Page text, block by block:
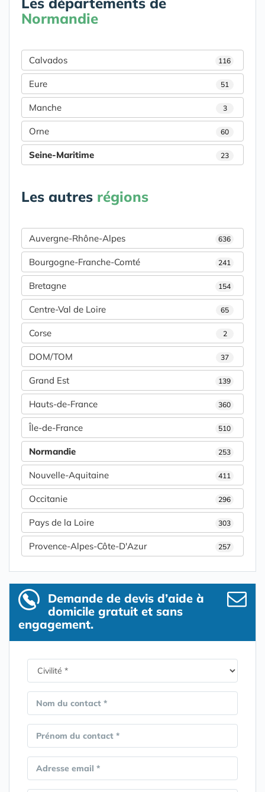
Normandie
Calvados 116
Eure 51
Manche 3
Orne 60
Seine-Maritime 23
Les autres régions
Auvergne-Rhône-Alpes 636
Bourgogne-Franche-Comté 241
Bretagne 154
Centre-Val de Loire 65
Corse 2
DOM/TOM 37
Grand Est 139
Hauts-de-France 360
Île-de-France 510
Normandie 253
Nouvelle-Aquitaine 411
Occitanie 296
Pays de la Loire 303
Provence-Alpes-Côte-D'Azur 257
Demande de devis d’aide à
domicile gratuit et sans
engagement.
Nom du contact *
Prénom du contact *
Adresse email *